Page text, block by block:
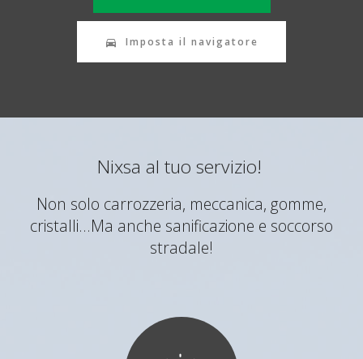
Imposta il navigatore
Nixsa al tuo servizio!
Non solo carrozzeria, meccanica, gomme,
cristalli...Ma anche sanificazione e soccorso
stradale!